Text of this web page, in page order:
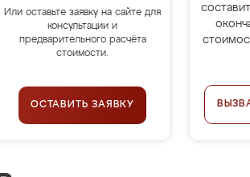
Или оставьте заявку на сайте для
консультации и
предварительного расчёта
стоимости.
ОСТАВИТЬ ЗАЯВКУ